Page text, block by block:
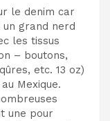
le denim car
grand nerd
les tissus
– boutons,
etc. 13 oz)
Mexique.
une pour